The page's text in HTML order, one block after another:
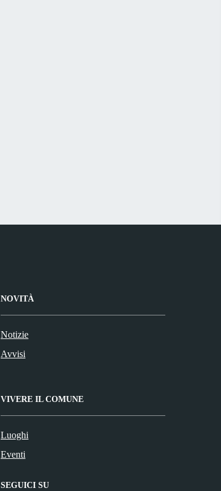
NOVITÀ
Notizie
Avvisi
VIVERE IL COMUNE
Luoghi
Eventi
SEGUICI SU